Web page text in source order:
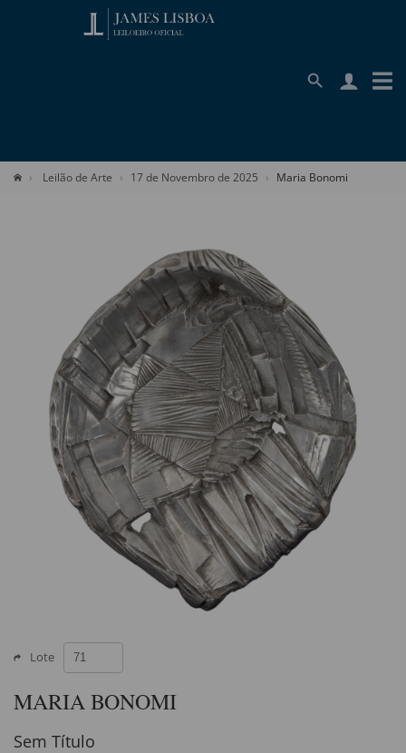
Leilão de Arte 17 de Novembro de 2025 Maria Bonomi
Lote
MARIA BONOMI
Sem Título